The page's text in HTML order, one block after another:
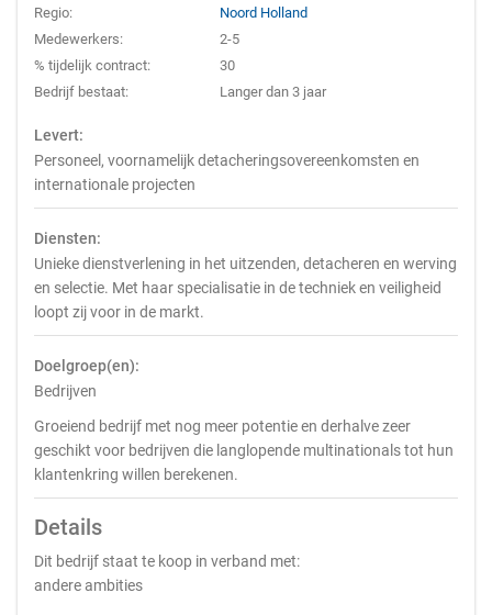
Regio:
Noord Holland
Medewerkers:
2-5
% tijdelijk contract:
30
Bedrijf bestaat:
Langer dan 3 jaar
Levert:
Personeel, voornamelijk detacheringsovereenkomsten en
internationale projecten
Diensten:
Unieke dienstverlening in het uitzenden, detacheren en werving
en selectie. Met haar specialisatie in de techniek en veiligheid
loopt zij voor in de markt.
Doelgroep(en):
Bedrijven
Groeiend bedrijf met nog meer potentie en derhalve zeer
geschikt voor bedrijven die langlopende multinationals tot hun
klantenkring willen berekenen.
Details
Dit bedrijf staat te koop in verband met:
andere ambities